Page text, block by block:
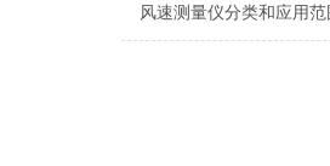
风速测量仪分类和应用范